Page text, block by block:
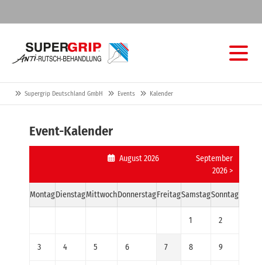
Supergrip Deutschland GmbH Events Kalender
Event-Kalender
August 2026
September
2026 >
MontagDienstagMittwochDonnerstagFreitagSamstagSonntag
1 2
3 4 5 6 7 8 9